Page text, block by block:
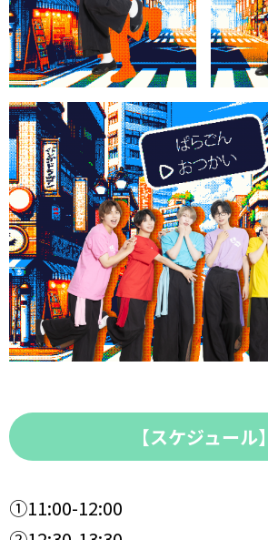
【スケジュール】
①11:00-12:00